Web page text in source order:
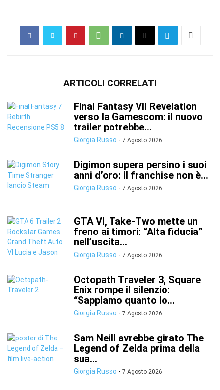
ARTICOLI CORRELATI
Final Fantasy VII Revelation
verso la Gamescom: il nuovo
trailer potrebbe...
Giorgia Russo - 7 Agosto 2026
Digimon supera persino i suoi
anni d’oro: il franchise non è...
Giorgia Russo - 7 Agosto 2026
GTA VI, Take-Two mette un
freno ai timori: “Alta fiducia”
nell’uscita...
Giorgia Russo - 7 Agosto 2026
Octopath Traveler 3, Square
Enix rompe il silenzio:
“Sappiamo quanto lo...
Giorgia Russo - 7 Agosto 2026
Sam Neill avrebbe girato The
Legend of Zelda prima della
sua...
Giorgia Russo - 7 Agosto 2026